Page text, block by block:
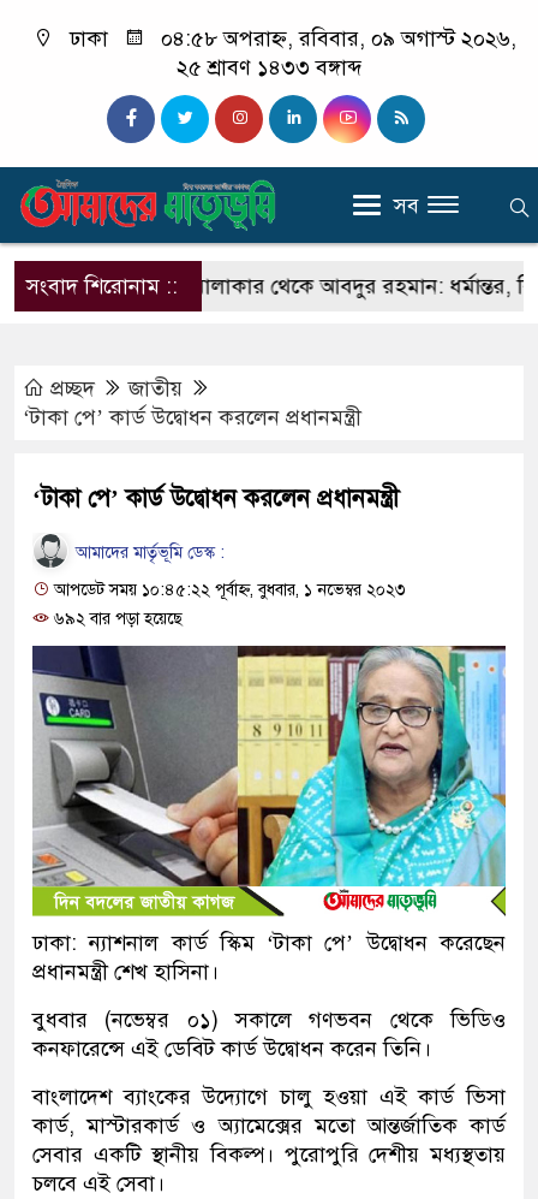
ঢাকা
০৪:৫৮ অপরাহ্ন, রবিবার, ০৯ অগাস্ট ২০২৬,
২৫ শ্রাবণ ১৪৩৩ বঙ্গাব্দ
সব
সংবাদ শিরোনাম ::
সঞ্জিত মালাকার থেকে আবদুর রহমান: ধর্মান্তর, বিয়ে,
প্রচ্ছদ
জাতীয়
‘টাকা পে’ কার্ড উদ্বোধন করলেন প্রধানমন্ত্রী
‘টাকা পে’ কার্ড উদ্বোধন করলেন প্রধানমন্ত্রী
আমাদের মার্তৃভূমি ডেস্ক :
আপডেট সময় ১০:৪৫:২২ পূর্বাহ্ন, বুধবার, ১ নভেম্বর ২০২৩
৬৯২ বার পড়া হয়েছে
ঢাকা: ন্যাশনাল কার্ড স্কিম ‘টাকা পে’ উদ্বোধন করেছেন
প্রধানমন্ত্রী শেখ হাসিনা।
বুধবার (নভেম্বর ০১) সকালে গণভবন থেকে ভিডিও
কনফারেন্সে এই ডেবিট কার্ড উদ্বোধন করেন তিনি।
বাংলাদেশ ব্যাংকের উদ্যোগে চালু হওয়া এই কার্ড ভিসা
কার্ড, মাস্টারকার্ড ও অ্যামেক্সের মতো আন্তর্জাতিক কার্ড
সেবার একটি স্থানীয় বিকল্প। পুরোপুরি দেশীয় মধ্যস্থতায়
চলবে এই সেবা।